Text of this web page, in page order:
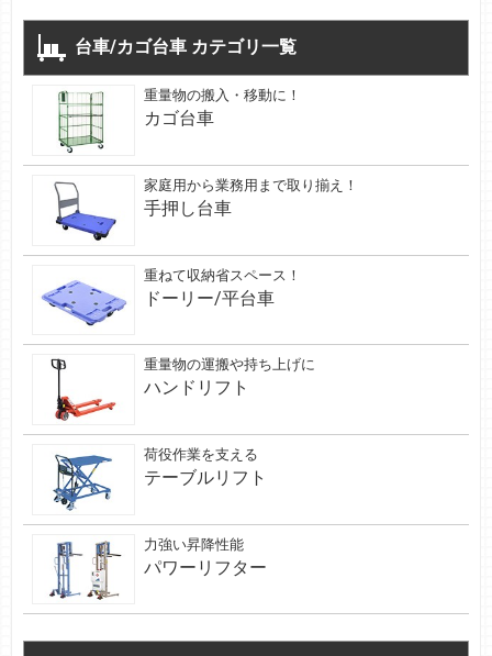
台車/カゴ台車 カテゴリ一覧
重量物の搬入・移動に！
カゴ台車
家庭用から業務用まで取り揃え！
手押し台車
重ねて収納省スペース！
ドーリー/平台車
重量物の運搬や持ち上げに
ハンドリフト
荷役作業を支える
テーブルリフト
力強い昇降性能
パワーリフター